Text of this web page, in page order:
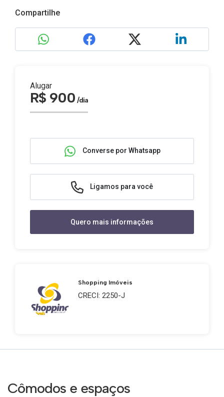
Compartilhe
Alugar
R$ 900 /dia
Converse por Whatsapp
Ligamos para você
Quero mais informações
Shopping Imóveis
CRECI: 2250-J
Cômodos e espaços